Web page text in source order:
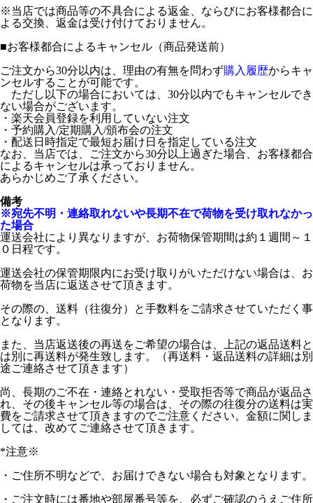
※当店では商品等の不具合による返金、ならびにお客様都合に
よる交換、返金は受け付けておりません。
■お客様都合によるキャンセル（商品発送前）
ご注文から30分以内は、理由の有無を問わず購入履歴からキャ
ンセルすることが可能です。
ただし以下の場合においては、30分以内でもキャンセルでき
ない場合がございます。
・楽天会員登録を利用していない注文
・予約購入/定期購入/頒布会の注文
・配送日時指定で最短お届け日を指定している注文
なお、当店では、ご注文から30分以上過ぎた場合、お客様都合
によるキャンセルは承っておりません。
あらかじめご了承ください。
備考
※宛先不明・連絡取れないや長期不在で荷物を受け取れなかっ
た場合
運送会社により異なりますが、お荷物保管期間は約１週間～１
０日程です。
運送会社の保管期限内にお受け取りがいただけない場合は、お
荷物を当店に返送させて頂きます。
その際の、送料（往復分）と手数料をご請求させていただく事
となります。
また、当店返送後の再送をご希望の場合は、上記の返品送料と
は別に再送料が発生致します。（再送料・返品送料の詳細は別
途ご連絡させて頂きます）
尚、長期のご不在・連絡とれない・受取拒否等で商品が返品さ
れ、その後キャンセル等の場合は、その際の往復分の送料は実
費をご請求させて頂きますのでご注意ください。金額に関しま
しては、改めてご連絡させて頂きます。
*注意※
・ご住所不明などで、お届けできない場合も対象となります。
・ご注文時には番地や部屋番号等を、必ずご確認のうえご住所